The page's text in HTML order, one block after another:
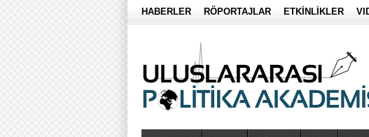
HABERLER RÖPORTAJLAR ETKİNLİKLER